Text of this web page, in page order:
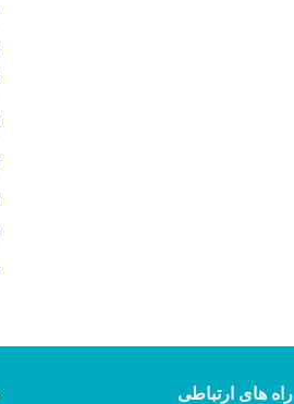
راه های ارتباطی